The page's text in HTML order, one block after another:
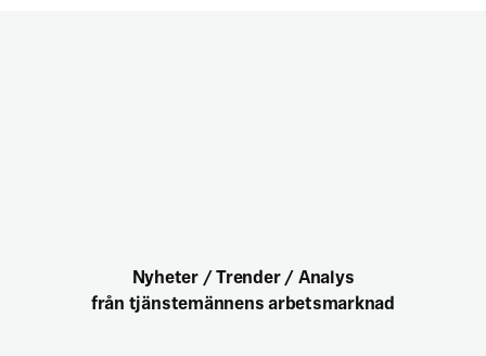
Nyheter / Trender / Analys
från tjänstemännens arbetsmarknad